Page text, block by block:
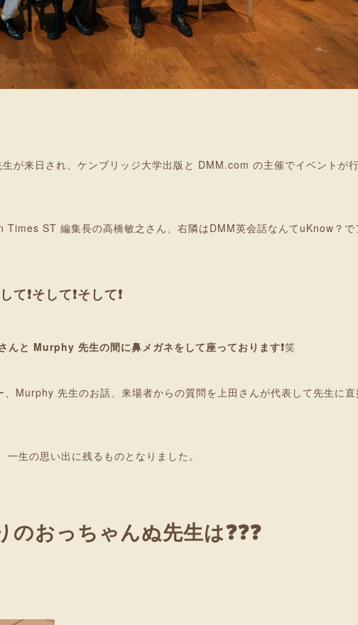
来日され、ケンブリッジ大学出版と DMM.com の主催でイベントが
ST 編集長の高橋敏之さん、右隣はDMM英会話なんてuKnow？で
て❗そして❗そして❗
と Murphy 先生の間に鼻メガネをして座っております❗笑
Murphy 先生のお話、来場者からの質問を上田さんが代表して先生に直
生の思い出に残るものとなりました。
おっちゃんぬ先生は❓❓❓